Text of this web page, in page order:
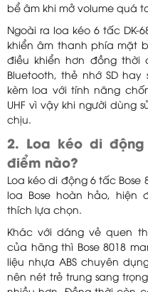
bể âm khi mở volume quá
Ngoài ra loa kéo 6 tấc DK-
khiển âm thanh phía mặt
điều khiển hơn đồng thời
Bluetooth, thẻ nhớ SD
kèm loa với tính năng
UHF vì vậy khi người dùng
chịu.
2. Loa kéo di
điểm nào?
Loa kéo di động 6 tấc
loa Bose hoàn hảo, hiện
thích lựa chọn.
Khác với dáng vẻ quen
của hãng thì Bose 8018
liệu nhựa ABS chuyên
nên nét trẻ trung sang